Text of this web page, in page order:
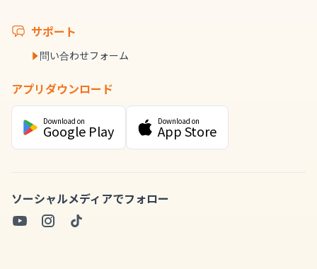
サポート
問い合わせフォーム
アプリダウンロード
Download on
Google Play
Download on
App Store
ソーシャルメディアでフォロー